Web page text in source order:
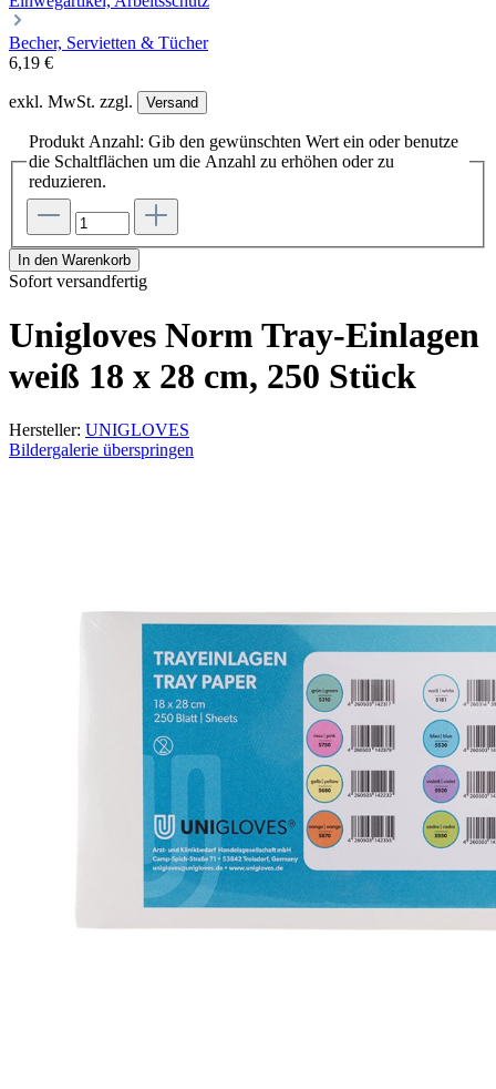
Becher, Servietten & Tücher
6,19 €
exkl. MwSt. zzgl. Versand
Produkt Anzahl: Gib den gewünschten Wert ein oder benutze
die Schaltflächen um die Anzahl zu erhöhen oder zu
reduzieren.
In den Warenkorb
Sofort versandfertig
Unigloves Norm Tray-Einlagen
weiß 18 x 28 cm, 250 Stück
Hersteller: UNIGLOVES
Bildergalerie überspringen